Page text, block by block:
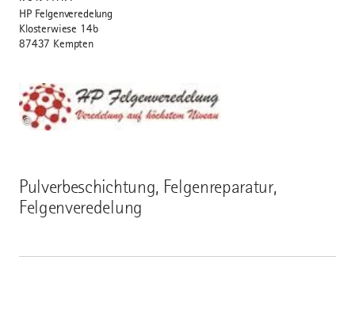
Pulverbeschichtung, Felgenreparatur,
Felgenveredelung
HP Felgenveredelung
Klosterwiese 14b
87437 Kempten
©